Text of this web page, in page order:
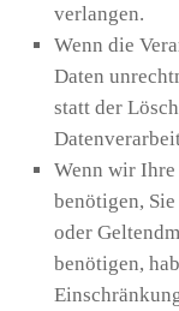
verlangen.
Wenn die
Daten
statt der
Wenn wir Ihre
benötigen,
oder
benötigen,